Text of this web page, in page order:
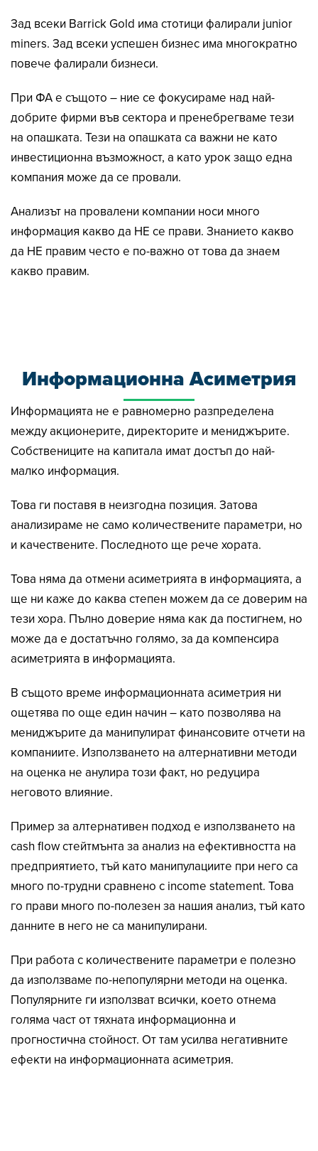
Зад всеки Barrick Gold има стотици фалирали junior
miners. Зад всеки успешен бизнес има многократно
повече фалирали бизнеси.
При ФА е същото – ние се фокусираме над най-
добрите фирми във сектора и пренебрегваме тези
на опашката. Тези на опашката са важни не като
инвестиционна възможност, а като урок защо една
компания може да се провали.
Анализът на провалени компании носи много
информация какво да НЕ се прави. Знанието какво
да НЕ правим често е по-важно от това да знаем
какво правим.
Информационна Асиметрия
Информацията не е равномерно разпределена
между акционерите, директорите и мениджърите.
Собствениците на капитала имат достъп до най-
малко информация.
Това ги поставя в неизгодна позиция. Затова
анализираме не само количествените параметри, но
и качествените. Последното ще рече хората.
Това няма да отмени асиметрията в информацията, а
ще ни каже до каква степен можем да се доверим на
тези хора. Пълно доверие няма как да постигнем, но
може да е достатъчно голямо, за да компенсира
асиметрията в информацията.
В същото време информационната асиметрия ни
ощетява по още един начин – като позволява на
мениджърите да манипулират финансовите отчети на
компаниите. Използването на алтернативни методи
на оценка не анулира този факт, но редуцира
неговото влияние.
Пример за алтернативен подход е използването на
cash flow стейтмънта за анализ на ефективността на
предприятието, тъй като манипулациите при него са
много по-трудни сравнено с income statement. Това
го прави много по-полезен за нашия анализ, тъй като
данните в него не са манипулирани.
При работа с количествените параметри е полезно
да използваме по-непопулярни методи на оценка.
Популярните ги използват всички, което отнема
голяма част от тяхната информационна и
прогностична стойност. От там усилва негативните
ефекти на информационната асиметрия.